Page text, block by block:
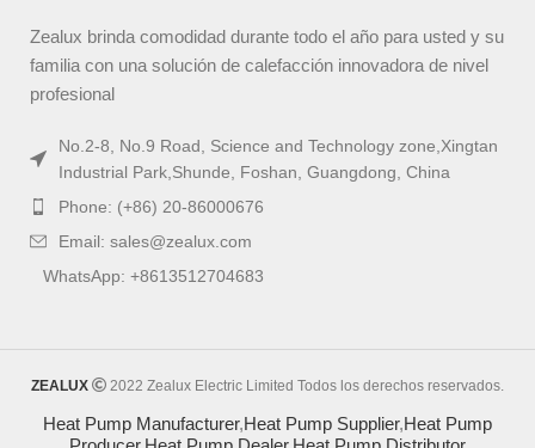
Zealux brinda comodidad durante todo el año para usted y su
familia con una solución de calefacción innovadora de nivel
profesional
No.2-8, No.9 Road, Science and Technology zone,Xingtan
Industrial Park,Shunde, Foshan, Guangdong, China
Phone: (+86) 20-86000676
Email: sales@zealux.com
WhatsApp: +8613512704683
ZEALUX 2022 Zealux Electric Limited Todos los derechos reservados.
Heat Pump Manufacturer,Heat Pump Supplier,Heat Pump